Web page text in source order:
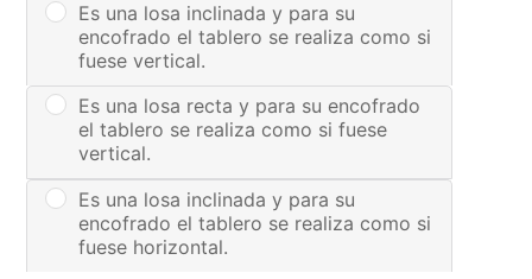
Es una losa inclinada y para su
encofrado el tablero se realiza como si
fuese vertical.
Es una losa recta y para su encofrado
el tablero se realiza como si fuese
vertical.
Es una losa inclinada y para su
encofrado el tablero se realiza como si
fuese horizontal.